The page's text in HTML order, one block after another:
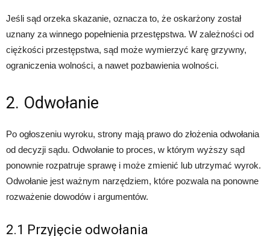
Jeśli sąd orzeka skazanie, oznacza to, że oskarżony został
uznany za winnego popełnienia przestępstwa. W zależności od
ciężkości przestępstwa, sąd może wymierzyć karę grzywny,
ograniczenia wolności, a nawet pozbawienia wolności.
2. Odwołanie
Po ogłoszeniu wyroku, strony mają prawo do złożenia odwołania
od decyzji sądu. Odwołanie to proces, w którym wyższy sąd
ponownie rozpatruje sprawę i może zmienić lub utrzymać wyrok.
Odwołanie jest ważnym narzędziem, które pozwala na ponowne
rozważenie dowodów i argumentów.
2.1 Przyjęcie odwołania